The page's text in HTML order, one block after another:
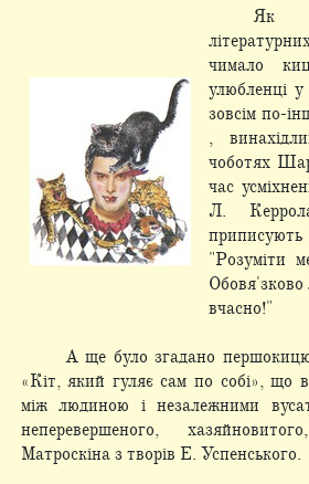
Як
чимало
улюбленці
зовсім по-
,
чоботях
час
Л.
"Розуміти
вчасно!"
А ще було згадано
«Кіт, який гуляє сам по собі», що
між людиною і незалежними
неперевершеного,
Матроскіна з творів Е. Успенського.